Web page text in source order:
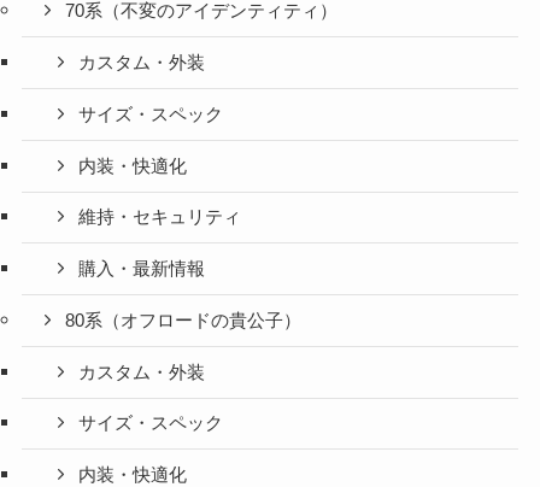
70系（不変のアイデンティティ）
カスタム・外装
サイズ・スペック
内装・快適化
維持・セキュリティ
購入・最新情報
80系（オフロードの貴公子）
カスタム・外装
サイズ・スペック
内装・快適化